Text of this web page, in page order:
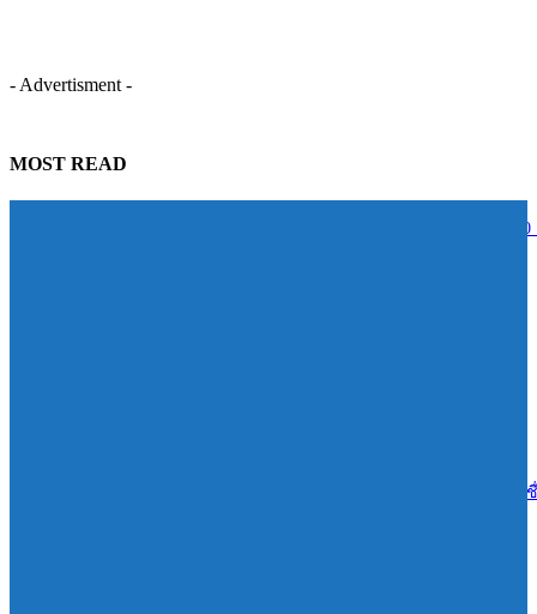
- Advertisment -
MOST READ
STECON ปลื้มนักลงทุนตอบรับหุ้นกู้เกินเป้าหมาย ระดมทุนสำเร็จ
เอสซีจี ผนึก ม.มหิดล ยกระดับ Work-based Learning ปั้น Future Talent เ